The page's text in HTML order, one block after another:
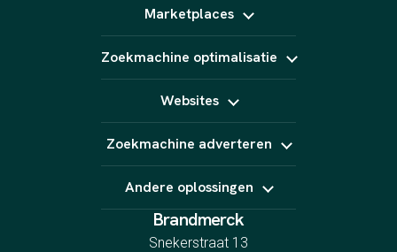
Snapchat Ads
Video (short form)
Fotografie
Animatie
E-Mail marketing
Marketplaces
Kaufland
Amazon
Marktplaats
Zoekmachine optimalisatie
GEO
Linkbuilding
Websites
Webshop laten maken
Landingspagina's
CRO
Zoekmachine adverteren
Bing Ads
YouTube Ads
Andere oplossingen
Indeed
Spotify
Brandmerck
Snekerstraat 13